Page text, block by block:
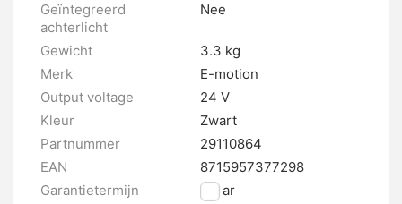
Geïntegreerd
achterlicht
Nee
Gewicht
3.3 kg
Merk
E-motion
Output voltage
24 V
Kleur
Zwart
Partnummer
29110864
EAN
8715957377298
Garantietermijn
2 jaar